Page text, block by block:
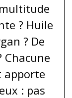
? Huile
? De
Chacune
apporte
: pas